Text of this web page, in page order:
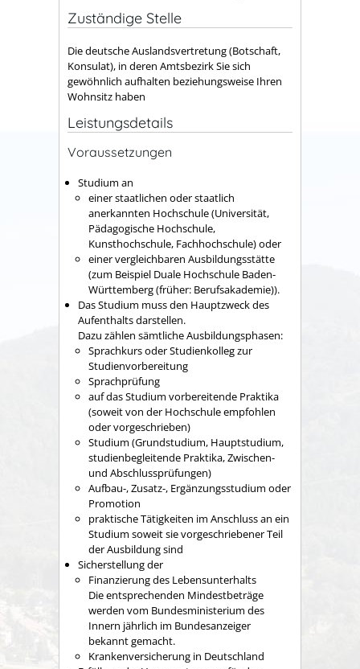
Zuständige Stelle
Die deutsche Auslandsvertretung (Botschaft,
Konsulat), in deren Amtsbezirk Sie sich
gewöhnlich aufhalten beziehungsweise Ihren
Wohnsitz haben
Leistungsdetails
Voraussetzungen
Studium an
einer staatlichen oder staatlich
anerkannten Hochschule (Universität,
Pädagogische Hochschule,
Kunsthochschule, Fachhochschule) oder
einer vergleichbaren Ausbildungsstätte
(zum Beispiel Duale Hochschule Baden-
Württemberg (früher: Berufsakademie)).
Das Studium muss den Hauptzweck des
Aufenthalts darstellen.
Dazu zählen sämtliche Ausbildungsphasen:
Sprachkurs oder Studienkolleg zur
Studienvorbereitung
Sprachprüfung
auf das Studium vorbereitende Praktika
(soweit von der Hochschule empfohlen
oder vorgeschrieben)
Studium (Grundstudium, Hauptstudium,
studienbegleitende Praktika, Zwischen-
und Abschlussprüfungen)
Aufbau-, Zusatz-, Ergänzungsstudium oder
Promotion
praktische Tätigkeiten im Anschluss an ein
Studium soweit sie vorgeschriebener Teil
der Ausbildung sind
Sicherstellung der
Finanzierung des Lebensunterhalts
Die entsprechenden Mindestbeträge
werden vom Bundesministerium des
Innern jährlich im Bundesanzeiger
bekannt gemacht.
Krankenversicherung in Deutschland